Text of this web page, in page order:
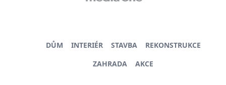
DŮM INTERIÉR STAVBA
REKONSTRUKCE
ZAHRADA
AKCE